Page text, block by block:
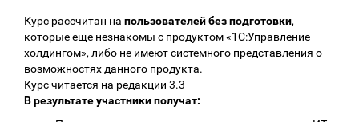
Курс рассчитан на пользователей без подготовки,
которые еще незнакомы с продуктом «1С:Управление
холдингом», либо не имеют системного представления о
возможностях данного продукта.
Курс читается на редакции 3.3
В результате участники получат: